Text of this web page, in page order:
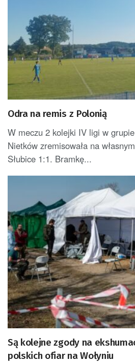
Odra na remis z Polonią
W meczu 2 kolejki IV ligi w
Nietków zremisowała na
Słubice 1:1. Bramkę...
Są kolejne zgody na
polskich ofiar na Wołyniu